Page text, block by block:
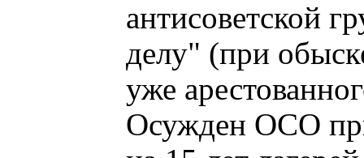
антисоветской
делу" (при
уже
Осужден ОСО